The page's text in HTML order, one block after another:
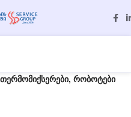
რობოტები